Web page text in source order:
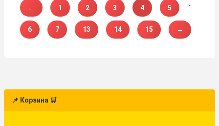
← 1 2 3 4 5
6 7 13 14 15 →
📌 Корзина 🛒